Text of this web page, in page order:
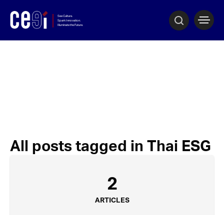
All posts tagged in Thai ESG
2
ARTICLES